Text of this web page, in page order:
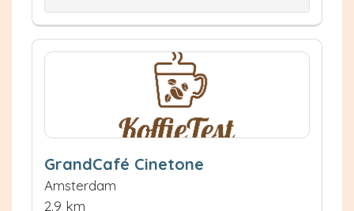
GrandCafé Cinetone
Amsterdam
2.9 km